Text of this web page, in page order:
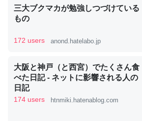
─ニュース :: 【研究発表】昆虫学の大問題＝「
いのか」に関する新仮説
ウチもEchoを実家に置いて４年。でた
ちぼちRingも置こうかと画策中。あ
位置情報を共有してる。電池残量や充
三大ブクマカが勉強しつづけている
もの
172 users anond.hatelabo.jp
大阪と神戸（と西宮）でたくさん食
べた日記 - ネットに影響される人の
日記
174 users htnmiki.hatenablog.com